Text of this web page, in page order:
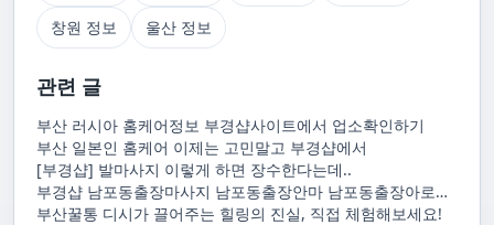
창원 정보
울산 정보
관련 글
부산 러시아 홈케어정보 부경샵사이트에서 업소확인하기
부산 일본인 홈케어 이제는 고민말고 부경샵에서
[부경샵] 발마사지 이렇게 하면 장수한다는데..
부경샵 남포동출장마사지 남포동출장안마 남포동출장아로마
남포동홈마사지 남포동마사지출장
부산꿀통 디시가 끌어주는 힐링의 진실, 직접 체험해보세요!